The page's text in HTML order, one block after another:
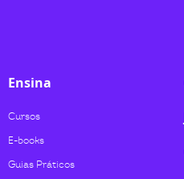
Ensina
Cursos
E-books
Guias Práticos